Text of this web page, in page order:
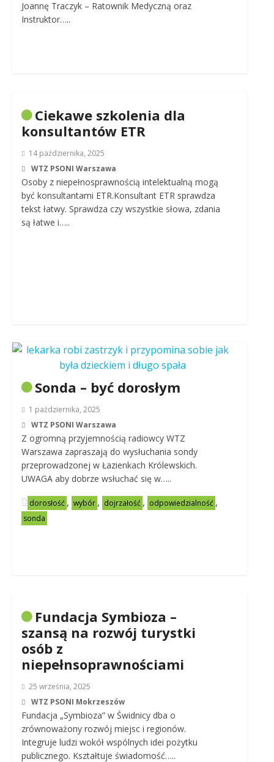
Joannę Traczyk – Ratownik Medyczną oraz
Instruktor…..
Ciekawe szkolenia dla
konsultantów ETR
14 października, 2025
WTZ PSONI Warszawa
Osoby z niepełnosprawnością intelektualną mogą
być konsultantami ETR.Konsultant ETR sprawdza
tekst łatwy. Sprawdza czy wszystkie słowa, zdania
są łatwe i…..
Sonda – być dorosłym
1 października, 2025
WTZ PSONI Warszawa
Z ogromną przyjemnością radiowcy WTZ
Warszawa zapraszają do wysłuchania sondy
przeprowadzonej w Łazienkach Królewskich.
UWAGA aby dobrze wsłuchać się w…..
dorosłość , wybór , dojrzałość , odpowiedzialność ,
sonda
Fundacja Symbioza –
szansą na rozwój turystki
osób z
niepełnsoprawnościami
25 września, 2025
WTZ PSONI Mokrzeszów
Fundacja „Symbioza” w Świdnicy dba o
zrównoważony rozwój miejsc i regionów.
Integruje ludzi wokół wspólnych idei pożytku
publicznego. Kształtuje świadomość…..